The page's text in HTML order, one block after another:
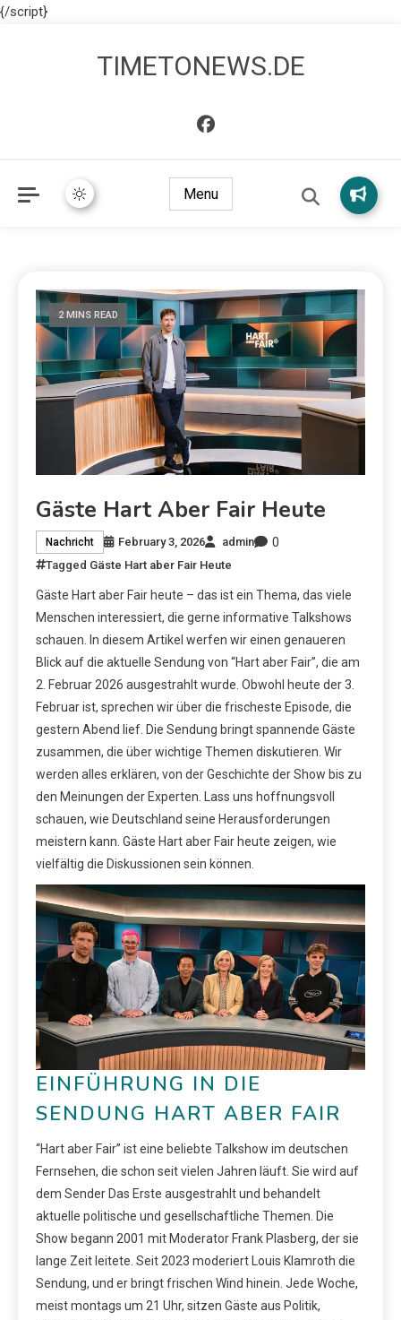
{/script}
TIMETONEWS.DE
Menu
2 MINS READ
Gäste Hart Aber Fair Heute
Nachricht February 3, 2026 admin 0
Tagged Gäste Hart aber Fair Heute
Gäste Hart aber Fair heute – das ist ein Thema, das viele
Menschen interessiert, die gerne informative Talkshows
schauen. In diesem Artikel werfen wir einen genaueren
Blick auf die aktuelle Sendung von “Hart aber Fair”, die am
2. Februar 2026 ausgestrahlt wurde. Obwohl heute der 3.
Februar ist, sprechen wir über die frischeste Episode, die
gestern Abend lief. Die Sendung bringt spannende Gäste
zusammen, die über wichtige Themen diskutieren. Wir
werden alles erklären, von der Geschichte der Show bis zu
den Meinungen der Experten. Lass uns hoffnungsvoll
schauen, wie Deutschland seine Herausforderungen
meistern kann. Gäste Hart aber Fair heute zeigen, wie
vielfältig die Diskussionen sein können.
EINFÜHRUNG IN DIE
SENDUNG HART ABER FAIR
“Hart aber Fair” ist eine beliebte Talkshow im deutschen
Fernsehen, die schon seit vielen Jahren läuft. Sie wird auf
dem Sender Das Erste ausgestrahlt und behandelt
aktuelle politische und gesellschaftliche Themen. Die
Show begann 2001 mit Moderator Frank Plasberg, der sie
lange Zeit leitete. Seit 2023 moderiert Louis Klamroth die
Sendung, und er bringt frischen Wind hinein. Jede Woche,
meist montags um 21 Uhr, sitzen Gäste aus Politik,